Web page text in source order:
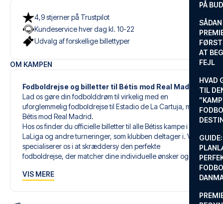
PÅ
AT
FEJL
HVAD
TIL
4,9 stjerner på Trustpilot
Kundeservice hver dag kl. 10-22
Udvalg af forskellige billettyper
OM KAMPEN
Fodboldrejse og billetter til Bétis mod Real Madrid
Lad os gøre din fodbolddrøm til virkelig med en
uforglemmelig fodboldrejse til Estadio de La Cartuja, med
Bétis mod Real Madrid.
Hos os finder du officielle billetter til alle Bétiss kampe i
LaLiga og andre turneringer, som klubben deltager i. Vi
specialiserer os i at skræddersy den perfekte
fodboldrejse, der matcher dine individuelle ønsker og
at give dig en uforglemmelig oplevelse. Du sammensætter
VIS MERE